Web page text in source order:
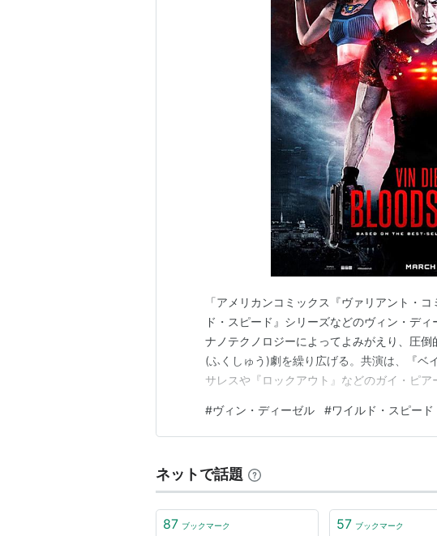
「アメリカンコミックス『ヴァリアント・
ド・スピード』シリーズなどのヴィン・デ
ナノテクノロジーによってよみがえり、圧
(ふくしゅう)劇を繰り広げる。共演は、『ベ
サレスや『ロックアウト』などのガイ・ピ
ラーが名を連ねる」シネマトゥデイ 想像し
中、生物工学を操る博士が主人公に放った
#ヴィン・ディーゼル #ワイルド・スピード
ネットで話題
87 ブックマーク 57 ブックマーク